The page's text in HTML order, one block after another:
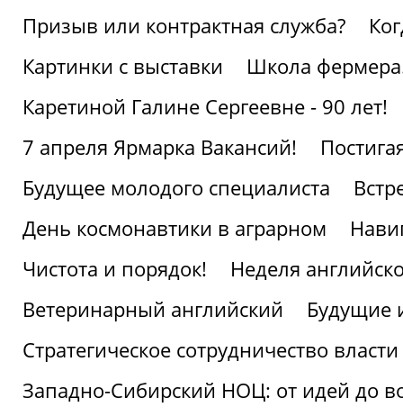
Призыв или контрактная служба?
Картинки с выставки
Школа
Каретиной Галине Сергеевне - 90 лет!
7 апреля Ярмарка Вакансий!
Будущее молодого специалиста
День космонавтики в аграрном
Чистота и порядок!
Неделя
Ветеринарный английский
Будущие
Стратегическое сотрудничество
Западно-Сибирский НОЦ: от идей до